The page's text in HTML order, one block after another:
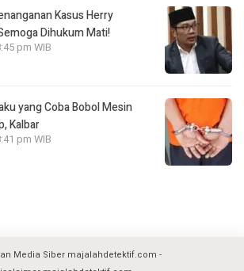
Kasus Herry
Dihukum Mati!
pm WIB
yang Coba Bobol Mesin
Kalbar
pm WIB
Media Siber majalahdetektif.com